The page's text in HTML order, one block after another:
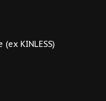
KINLESS)